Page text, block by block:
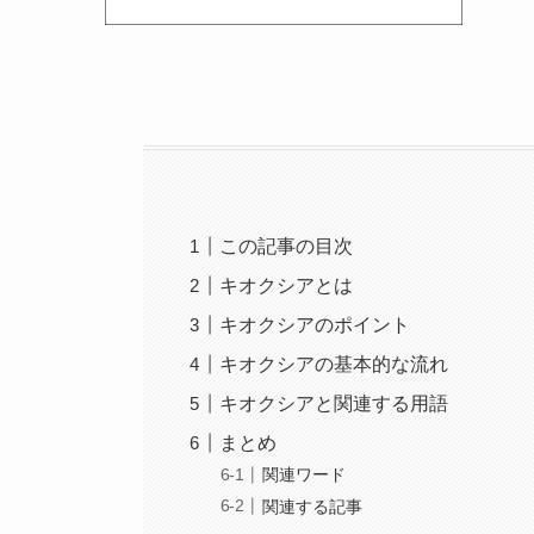
この記事の目次
キオクシアとは
キオクシアのポイント
キオクシアの基本的な流れ
キオクシアと関連する用語
まとめ
関連ワード
関連する記事